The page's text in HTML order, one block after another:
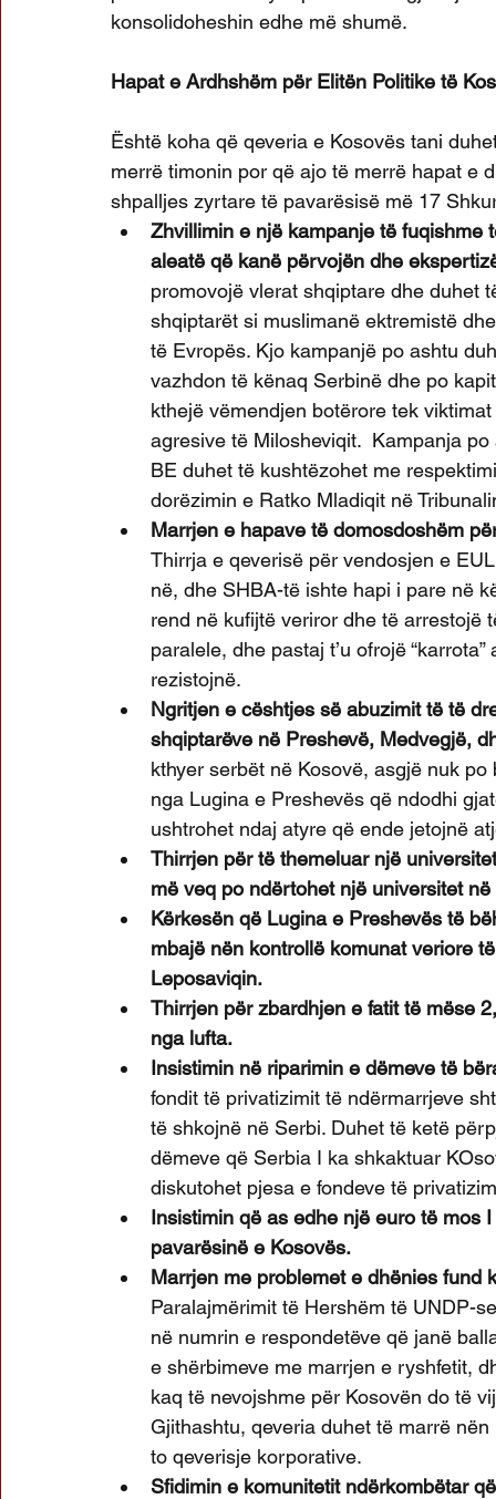
konsolidoheshin edhe më shumë.
Hapat e Ardhshëm për Elitën Politike të
Është koha që qeveria e Kosovës tani
merrë timonin por që ajo të merrë hapat e
shpalljes zyrtare të pavarësisë më 17
Zhvillimin e një kampanje të
aleatë që kanë përvojën dhe
promovojë vlerat shqiptare dhe duhet
shqiptarët si muslimanë ektremistë
të Evropës. Kjo kampanjë po ashtu
vazhdon të kënaq Serbinë dhe po
kthejë vëmendjen botërore tek
agresive të Milosheviqit.  Kampanja
BE duhet të kushtëzohet me
dorëzimin e Ratko Mladiqit në
Marrjen e hapave të domosdoshëm
Thirrja e qeverisë për vendosjen e
në, dhe SHBA-të ishte hapi i pare në
rend në kufijtë veriror dhe të
paralele, dhe pastaj t’u ofrojë
rezistojnë.
Ngritjen e cështjes së abuzimit të të
shqiptarëve në Preshevë, Medvegjë,
kthyer serbët në Kosovë, asgjë nuk
nga Lugina e Preshevës që ndodhi
ushtrohet ndaj atyre që ende jetojnë
Thirrjen për të themeluar një
më veq po ndërtohet një universitet
Kërkesën që Lugina e Preshevës të
mbajë nën kontrollë komunat veriore
Leposaviqin.
Thirrjen për zbardhjen e fatit të mëse
nga lufta.
Insistimin në riparimin e dëmeve të
fondit të privatizimit të ndërmarrjeve
të shkojnë në Serbi. Duhet të ketë
dëmeve që Serbia I ka shkaktuar
diskutohet pjesa e fondeve të
Insistimin që as edhe një euro të
pavarësinë e Kosovës.
Marrjen me problemet e dhënies
Paralajmërimit të Hershëm të UNDP-
në numrin e respondetëve që janë
e shërbimeve me marrjen e ryshfetit,
kaq të nevojshme për Kosovën do të
Gjithashtu, qeveria duhet të marrë
to qeverisje korporative.
Sfidimin e komunitetit ndërkombëtar